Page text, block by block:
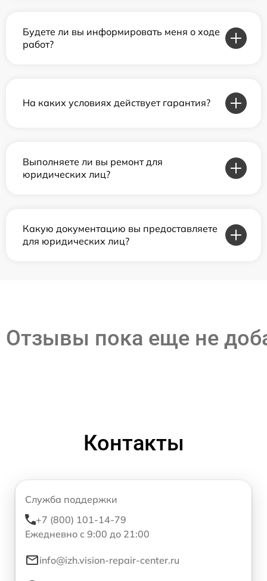
Будете ли вы информировать меня о ходе
работ?
На каких условиях действует гарантия?
Выполняете ли вы ремонт для
юридических лиц?
Какую документацию вы предоставляете
для юридических лиц?
Отзывы пока еще не
Контакты
Служба поддержки
+7 (800) 101-14-79
Ежедневно с 9:00 до 21:00
info@izh.vision-repair-center.ru